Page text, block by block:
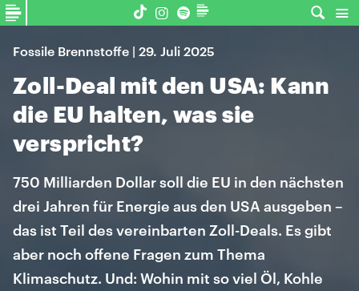
Fossile Brennstoffe | 29. Juli 2025
Zoll-Deal mit den USA: Kann
die EU halten, was sie
verspricht?
750 Milliarden Dollar soll die EU in den nächsten
drei Jahren für Energie aus den USA ausgeben –
das ist Teil des vereinbarten Zoll-Deals. Es gibt
aber noch offene Fragen zum Thema
Klimaschutz. Und: Wohin mit so viel Öl, Kohle